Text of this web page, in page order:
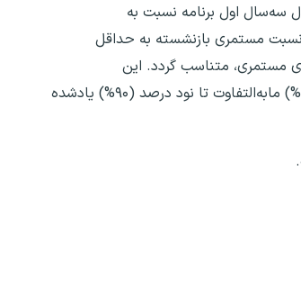
در طول سه‌سال اول برنامه نسبت به
نسبت مستمری بازنشسته به حداقل
برقراری مستمری، متناسب گردد. این
متناسب‌سازی در سال اول به میزان چهل‌ درصد (۴۰%) و در سالهای دوم و سوم هرکدام سی‌ درصد (۳۰%) مابه‌التفاوت تا نود درصد (۹۰%) یادشده